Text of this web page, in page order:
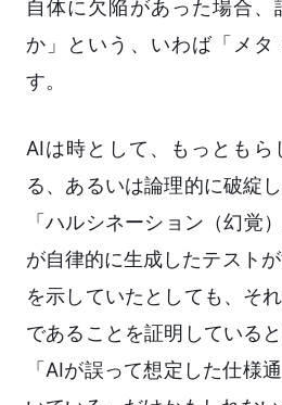
自体に欠陥があった場合
か」という、いわば「メ
す。
AIは時として、もっともら
る、あるいは論理的に破綻
「ハルシネーション（幻覚
が自律的に生成したテストが
を示していたとしても、そ
であることを証明している
「AIが誤って想定した仕様